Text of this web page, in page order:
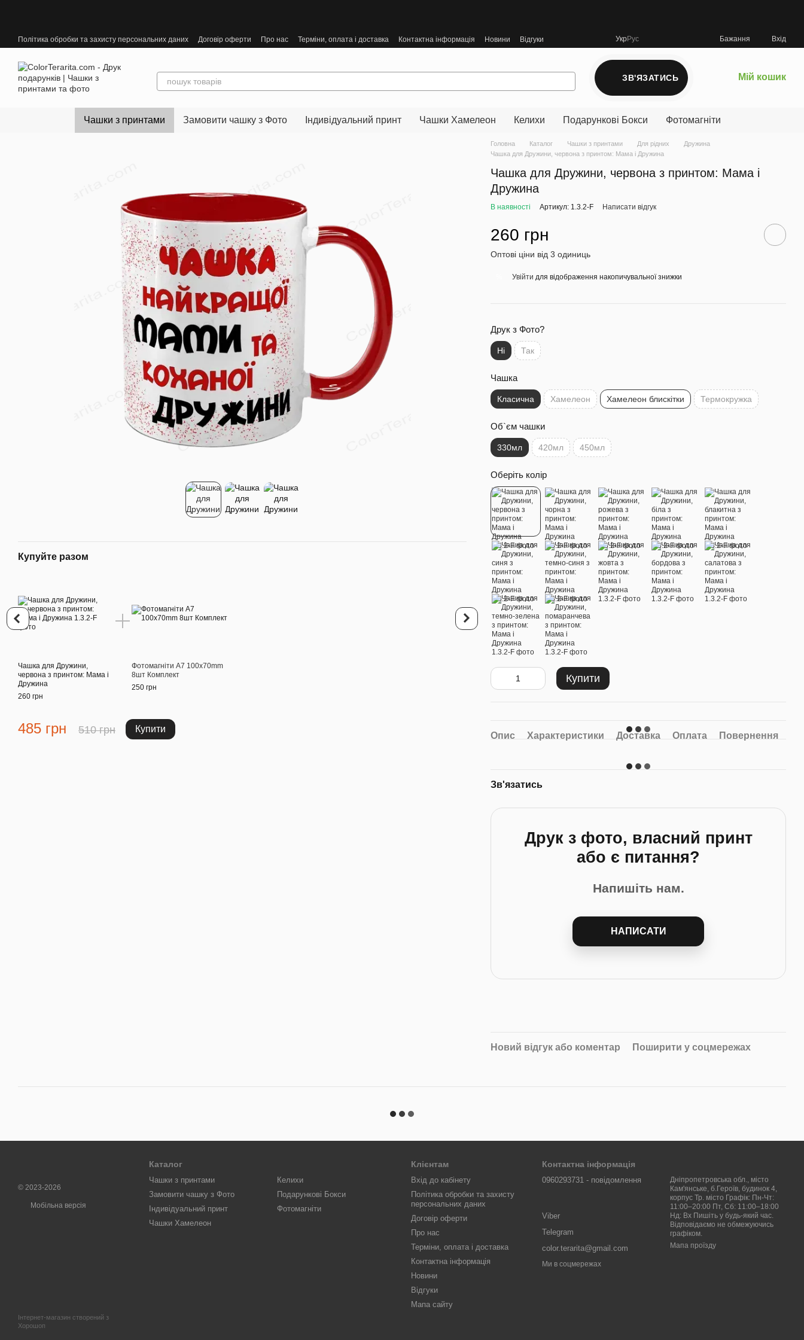
Політика обробки та захисту персональних даних Договір оферти Про нас Терміни, оплата і доставка Контактна інформація Новини Відгуки УкрРус Бажання Вхід
ЗВ'ЯЗАТИСЬ Мій кошик
Чашки з принтами Замовити чашку з Фото Індивідуальний принт Чашки Хамелеон Келихи Подарункові Бокси Фотомагніти
Купуйте разом
Чашка для Дружини,
червона з принтом: Мама і
Дружина
260 грн
Фотомагніти A7 100x70mm
8шт Комплект
250 грн
485 грн 510 грн Купити
Купуйте разом
Чашка для Дружини,
червона з принтом: Мама і
Дружина
Велика подарункова
коробка №14
120 грн
599 грн 630 грн
Головна Каталог Чашки з принтами Для рідних
Дружина
Чашка для Дружини, червона з принтом: Мама і Дружина
Чашка для Дружини, червона з принтом: Мама і
Дружина
В наявності Артикул: 1.3.2-F Написати відгук
260 грн
Оптові ціни від 3 одиниць
Увійти для відображення накопичувальної знижки
Друк з Фото?
Ні Так
Чашка
Класична Хамелеон Хамелеон блискітки Термокружка
Об`єм чашки
330мл 420мл 450мл
Оберіть колір
Купити
Опис Характеристики Доставка Оплата Повернення
Зв'язатись
Друк з фото, власний принт
або є питання?
Напишіть нам.
НАПИСАТИ
Новий відгук або коментар Поширити у соцмережах
© 2023-2026
Мобільна версія
Інтернет-магазин створений з
Хорошоп
Каталог
Чашки з принтами
Замовити чашку з Фото
Індивідуальний принт
Чашки Хамелеон
Келихи
Подарункові Бокси
Фотомагніти
Клієнтам
Вхід до кабінету
Політика обробки та захисту
персональних даних
Договір оферти
Про нас
Терміни, оплата і доставка
Контактна інформація
Новини
Відгуки
Мапа сайту
Контактна інформація
0960293731 - повідомлення
Viber
Telegram
color.terarita@gmail.com
Дніпропетровська обл., місто
Кам'янське, б.Героїв, будинок 4,
корпус Тр. місто Графік: Пн-Чт:
11:00–20:00 Пт, Сб: 11:00–18:00
Нд: Вх Пишіть у будь-який час.
Відповідаємо не обмежуючись
графіком.
Мапа проїзду
Ми в соцмережах